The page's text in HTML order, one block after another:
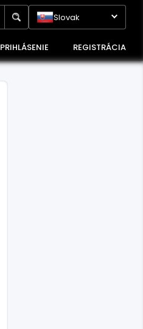
Slovak
PRIHLÁSENIE REGISTRÁCIA